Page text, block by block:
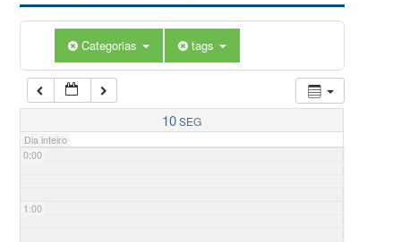
Categorias tags
10SEG
Dia inteiro
0:00
1:00